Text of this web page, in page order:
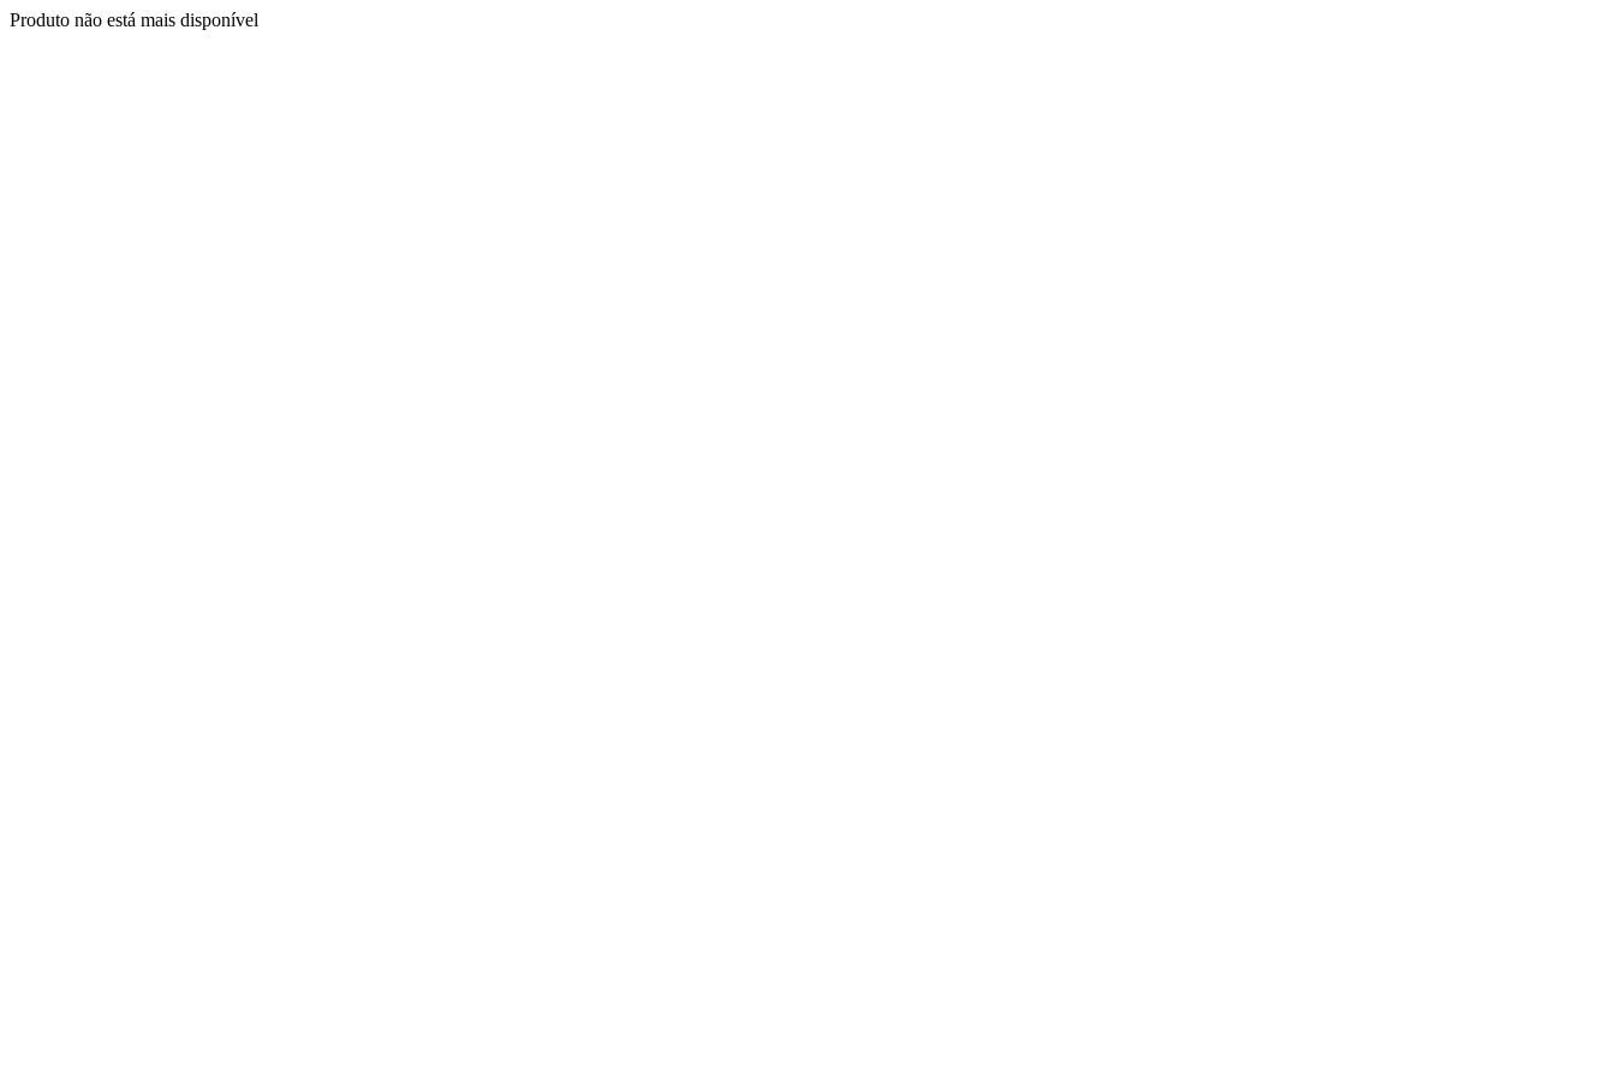
Produto não está mais disponível